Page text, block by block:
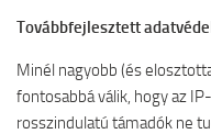
Továbbfejlesztett
Minél nagyobb (és
fontosabbá válik, hogy az
rosszindulatú támadók ne